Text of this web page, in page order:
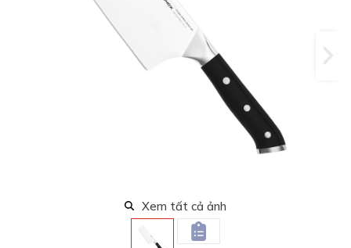
Xem tất cả ảnh